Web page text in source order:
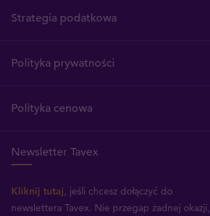
Strategia podatkowa
Polityka prywatności
Polityka cenowa
Newsletter Tavex
Kliknij tutaj, jeśli chcesz dołączyć do
newslettera Tavex. Nie przegap żadnej okazji,